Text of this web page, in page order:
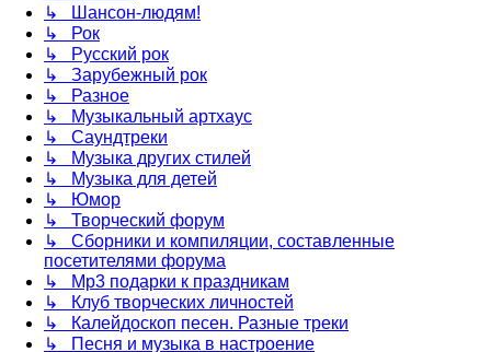
↳ Шансон-людям!
↳ Рок
↳ Русский рок
↳ Зарубежный рок
↳ Разное
↳ Музыкальный артхаус
↳ Саундтреки
↳ Музыка других стилей
↳ Музыка для детей
↳ Юмор
↳ Творческий форум
↳ Сборники и компиляции, составленные
посетителями форума
↳ Mp3 подарки к праздникам
↳ Клуб творческих личностей
↳ Калейдоскоп песен. Разные треки
↳ Песня и музыка в настроение